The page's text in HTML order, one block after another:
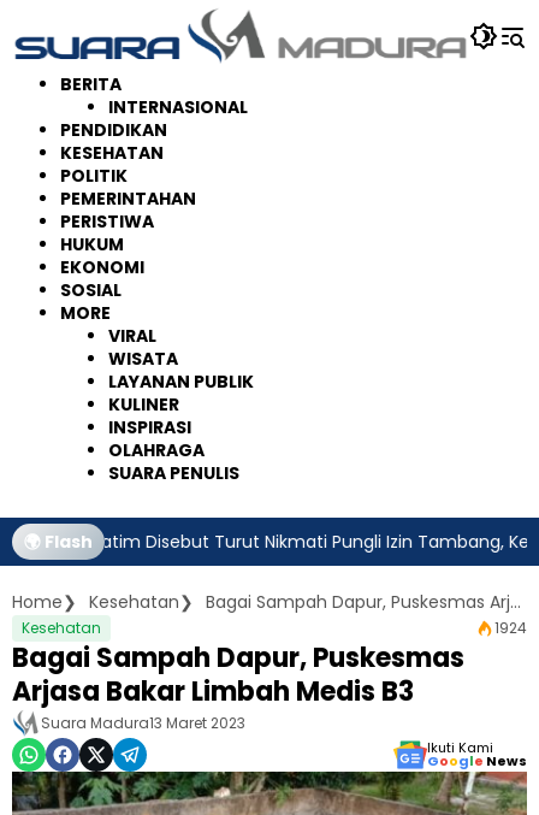
ke
konten
BERITA
INTERNASIONAL
PENDIDIKAN
KESEHATAN
POLITIK
PEMERINTAHAN
PERISTIWA
HUKUM
EKONOMI
SOSIAL
MORE
VIRAL
WISATA
LAYANAN PUBLIK
KULINER
INSPIRASI
OLAHRAGA
SUARA PENULIS
🌍 Flash
Jatim Disebut Turut Nikmati Pungli Izin Tambang, Kejagung
Home Kesehatan Bagai Sampah Dapur, Puskesmas Arjasa Bakar Limbah Medis B3
Kesehatan 1924
Bagai Sampah Dapur, Puskesmas
Arjasa Bakar Limbah Medis B3
Suara Madura13 Maret 2023
Ikuti Kami
Google News